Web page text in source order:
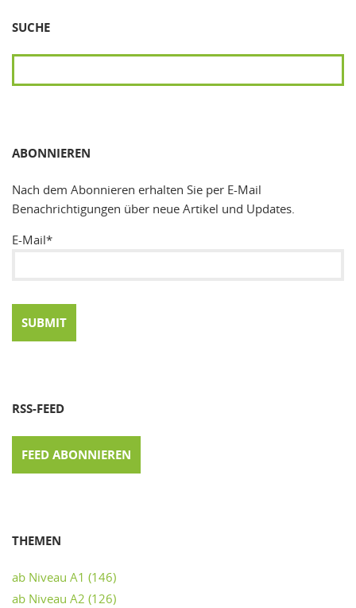
SUCHE
ABONNIEREN
Nach dem Abonnieren erhalten Sie per E-Mail
Benachrichtigungen über neue Artikel und Updates.
E-Mail*
RSS-FEED
FEED ABONNIEREN
THEMEN
ab Niveau A1 (146)
ab Niveau A2 (126)